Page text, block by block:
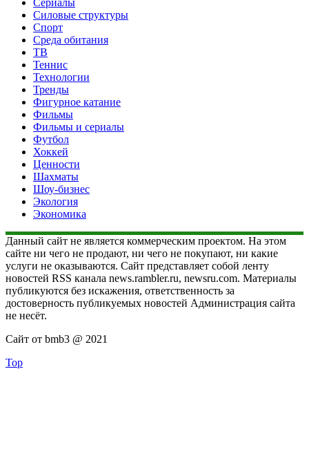
Сериалы
Силовые структуры
Спорт
Среда обитания
ТВ
Теннис
Технологии
Тренды
Фигурное катание
Фильмы
Фильмы и сериалы
Футбол
Хоккей
Ценности
Шахматы
Шоу-бизнес
Экология
Экономика
Данный сайт не является коммерческим проектом. На этом
сайте ни чего не продают, ни чего не покупают, ни какие
услуги не оказываются. Сайт представляет собой ленту
новостей RSS канала news.rambler.ru, newsru.com. Материалы
публикуются без искажения, ответственность за
достоверность публикуемых новостей Администрация сайта
не несёт.
Сайт от bmb3 @ 2021
Top